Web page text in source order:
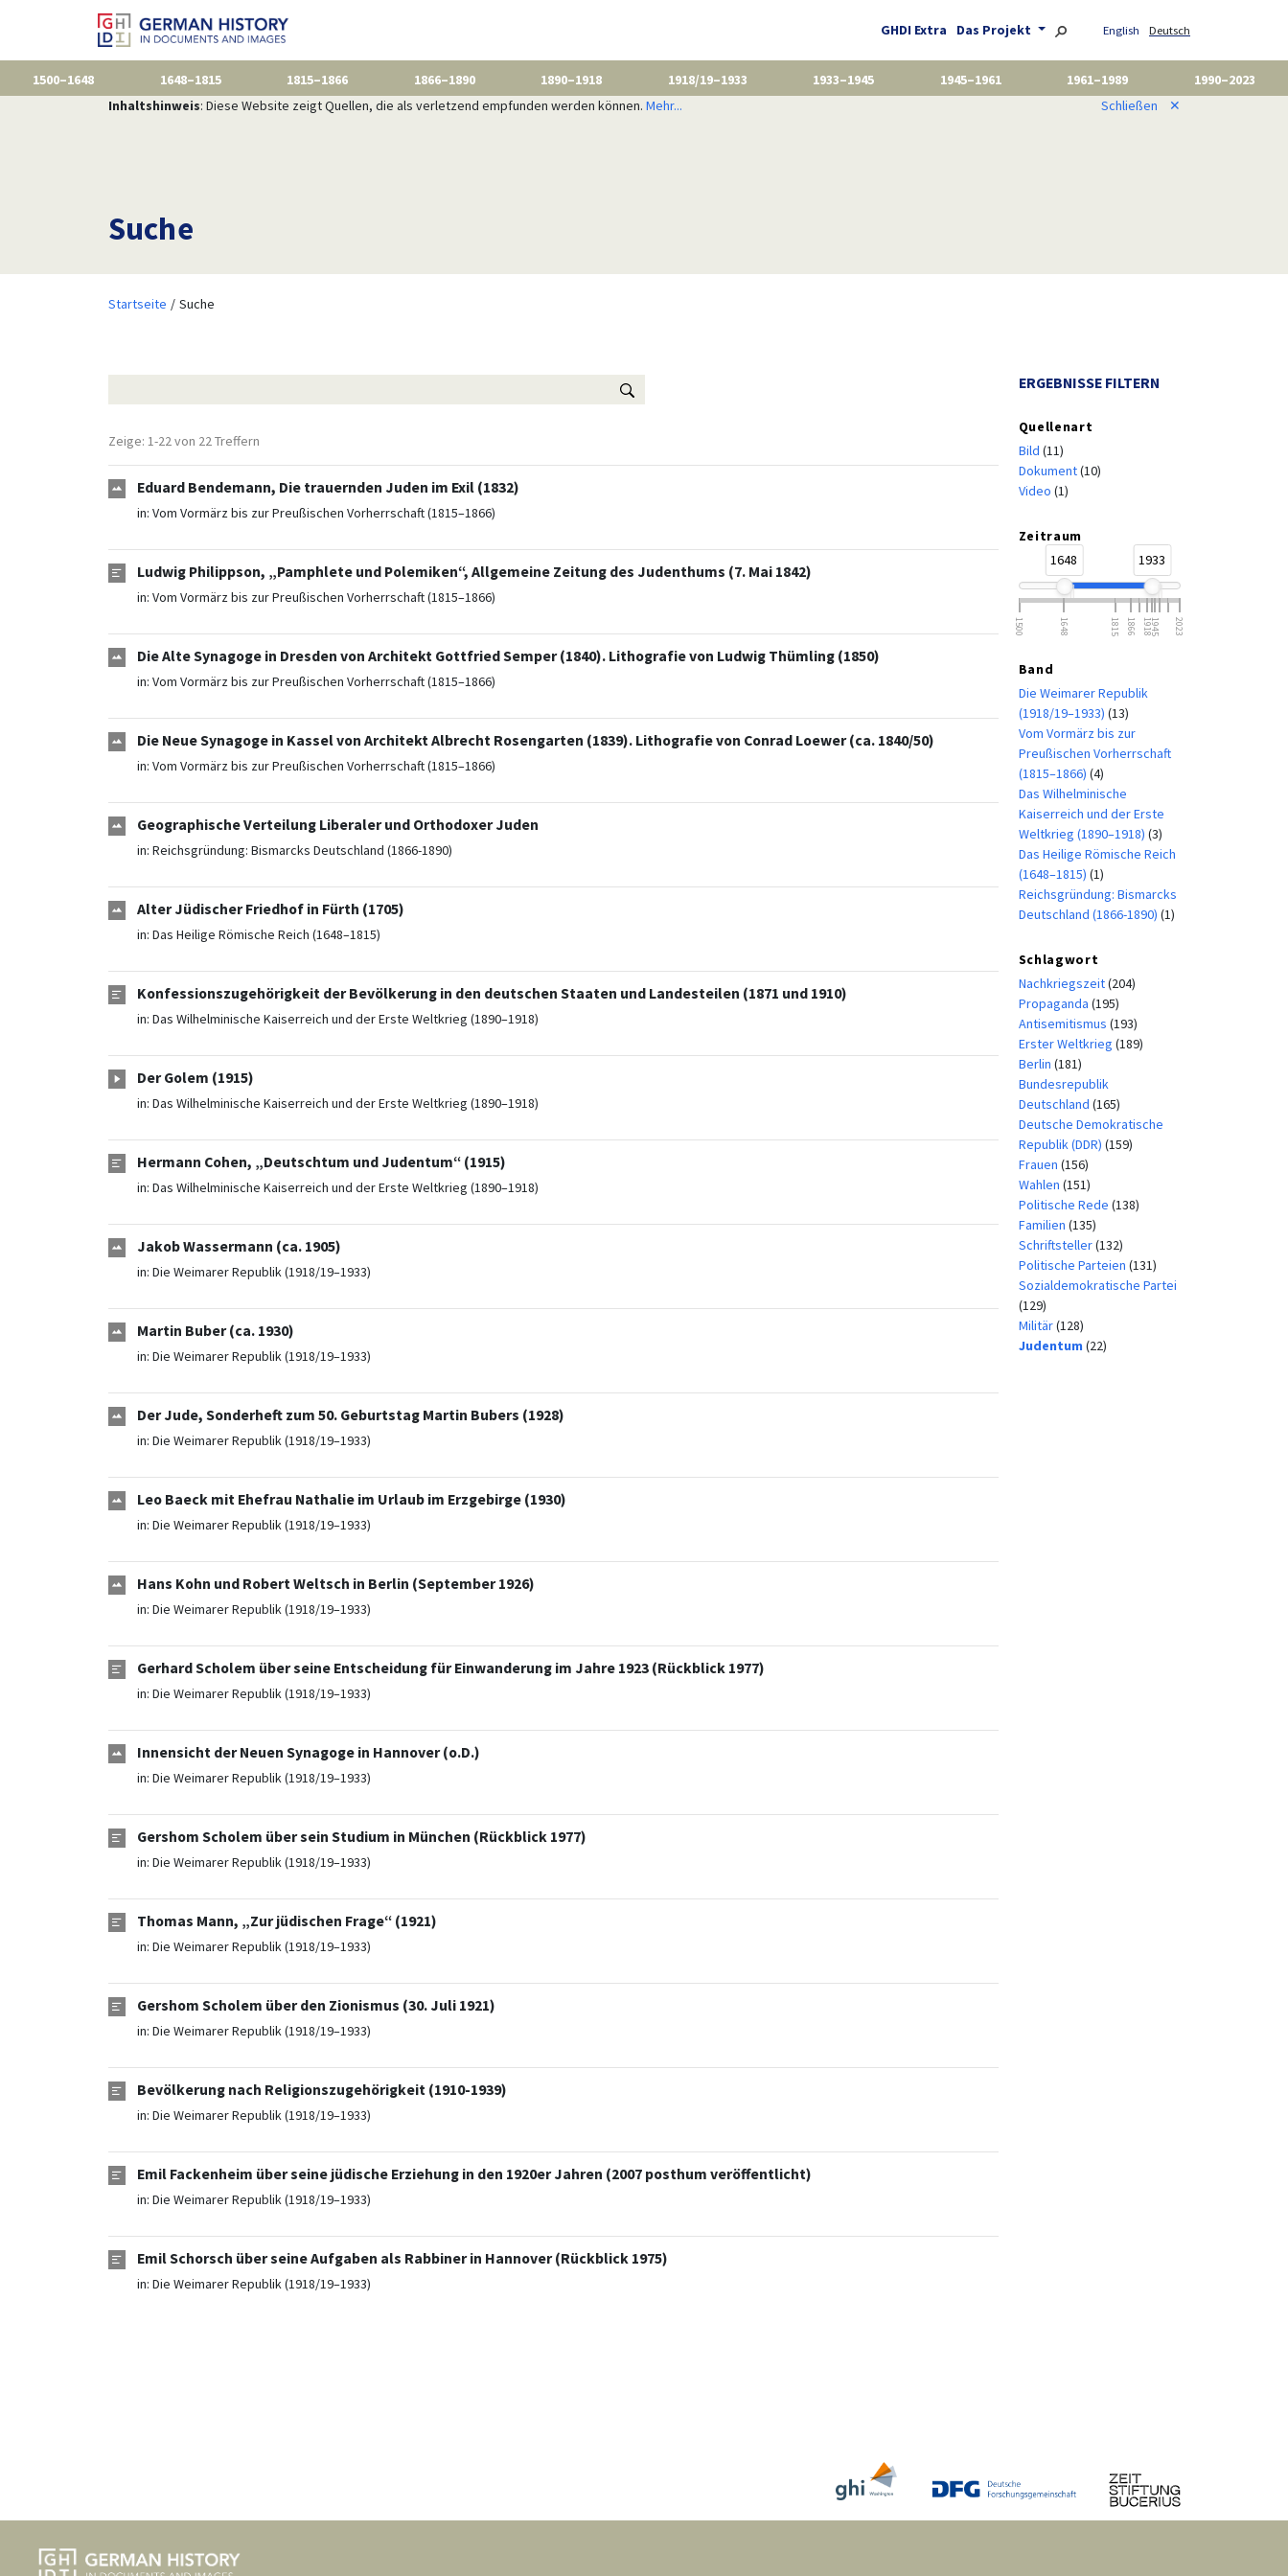
GHDI Extra Das Projekt English Deutsch
1500–1648 1648–1815 1815–1866 1866–1890 1890–1918 1918/19–1933 1933–1945 1945–1961 1961–1989
1990–2023
Inhaltshinweis: Diese Website zeigt Quellen, die als verletzend empfunden werden können. Mehr... Schließen ✕
Suche
Startseite Suche
Zeige: 1-22 von 22 Treffern
Eduard Bendemann, Die trauernden Juden im Exil (1832)
in: Vom Vormärz bis zur Preußischen Vorherrschaft (1815–1866)
Ludwig Philippson, „Pamphlete und Polemiken“, Allgemeine Zeitung des Judenthums (7. Mai 1842)
in: Vom Vormärz bis zur Preußischen Vorherrschaft (1815–1866)
Die Alte Synagoge in Dresden von Architekt Gottfried Semper (1840). Lithografie von Ludwig Thümling (1850)
in: Vom Vormärz bis zur Preußischen Vorherrschaft (1815–1866)
Die Neue Synagoge in Kassel von Architekt Albrecht Rosengarten (1839). Lithografie von Conrad Loewer (ca. 1840/50)
in: Vom Vormärz bis zur Preußischen Vorherrschaft (1815–1866)
Geographische Verteilung Liberaler und Orthodoxer Juden
in: Reichsgründung: Bismarcks Deutschland (1866-1890)
Alter Jüdischer Friedhof in Fürth (1705)
in: Das Heilige Römische Reich (1648–1815)
Konfessionszugehörigkeit der Bevölkerung in den deutschen Staaten und Landesteilen (1871 und 1910)
in: Das Wilhelminische Kaiserreich und der Erste Weltkrieg (1890–1918)
Der Golem (1915)
in: Das Wilhelminische Kaiserreich und der Erste Weltkrieg (1890–1918)
Hermann Cohen, „Deutschtum und Judentum“ (1915)
in: Das Wilhelminische Kaiserreich und der Erste Weltkrieg (1890–1918)
Jakob Wassermann (ca. 1905)
in: Die Weimarer Republik (1918/19–1933)
Martin Buber (ca. 1930)
in: Die Weimarer Republik (1918/19–1933)
Der Jude, Sonderheft zum 50. Geburtstag Martin Bubers (1928)
in: Die Weimarer Republik (1918/19–1933)
Leo Baeck mit Ehefrau Nathalie im Urlaub im Erzgebirge (1930)
in: Die Weimarer Republik (1918/19–1933)
Hans Kohn und Robert Weltsch in Berlin (September 1926)
in: Die Weimarer Republik (1918/19–1933)
Gerhard Scholem über seine Entscheidung für Einwanderung im Jahre 1923 (Rückblick 1977)
in: Die Weimarer Republik (1918/19–1933)
Innensicht der Neuen Synagoge in Hannover (o.D.)
in: Die Weimarer Republik (1918/19–1933)
Gershom Scholem über sein Studium in München (Rückblick 1977)
in: Die Weimarer Republik (1918/19–1933)
Thomas Mann, „Zur jüdischen Frage“ (1921)
in: Die Weimarer Republik (1918/19–1933)
Gershom Scholem über den Zionismus (30. Juli 1921)
in: Die Weimarer Republik (1918/19–1933)
Bevölkerung nach Religionszugehörigkeit (1910-1939)
in: Die Weimarer Republik (1918/19–1933)
Emil Fackenheim über seine jüdische Erziehung in den 1920er Jahren (2007 posthum veröffentlicht)
in: Die Weimarer Republik (1918/19–1933)
Emil Schorsch über seine Aufgaben als Rabbiner in Hannover (Rückblick 1975)
in: Die Weimarer Republik (1918/19–1933)
ERGEBNISSE FILTERN
Quellenart
Bild (11)
Dokument(10)
Video (1)
Zeitraum
1648
1933
1500 1648 1815 1866 19181945 2023
Band
Die Weimarer Republik
(1918/19–1933) (13)
Vom Vormärz bis zur
Preußischen Vorherrschaft
(1815–1866) (4)
Das Wilhelminische
Kaiserreich und der Erste
Weltkrieg (1890–1918) (3)
Das Heilige Römische Reich
(1648–1815) (1)
Reichsgründung: Bismarcks
Deutschland (1866-1890) (1)
Schlagwort
Nachkriegszeit(204)
Propaganda (195)
Antisemitismus (193)
Erster Weltkrieg (189)
Berlin (181)
Bundesrepublik
Deutschland (165)
Deutsche Demokratische
Republik (DDR) (159)
Frauen (156)
Wahlen (151)
Politische Rede (138)
Familien (135)
Schriftsteller(132)
Politische Parteien (131)
Sozialdemokratische Partei
(129)
Militär(128)
Judentum (22)